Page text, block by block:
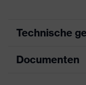
Technische
uitrusting
Documenten